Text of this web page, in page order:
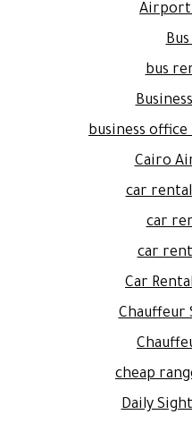
Airport
bus
business
Cairo
car
car
car
Car
Chauffeur
cheap
Daily